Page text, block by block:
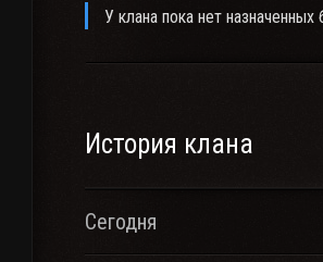
У клана пока нет назначенных
История клана
Сегодня